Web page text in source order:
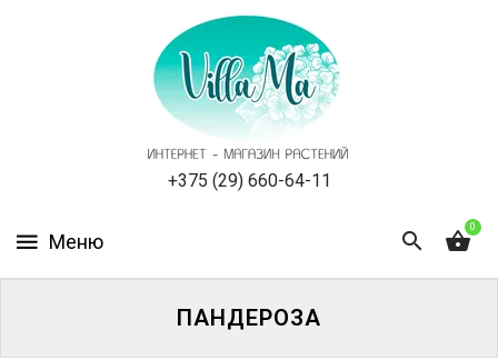
+375 (29) 660-64-11
0
НОВОСТИ,
АКЦИИ
ПАНДЕРОЗА